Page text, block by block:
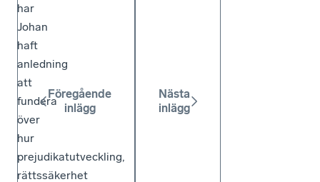
har
Johan
haft
anledning
att
fundera
över
hur
prejudikatutveckling,
rättssäkerhet
Föregående
inlägg
Nästa
inlägg